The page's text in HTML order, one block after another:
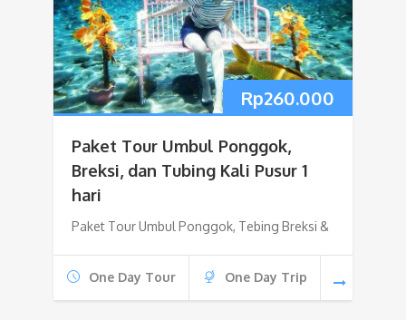
Rp260.000
Paket Tour Umbul Ponggok,
Breksi, dan Tubing Kali Pusur 1
hari
Paket Tour Umbul Ponggok, Tebing Breksi &
One Day Tour One Day Trip